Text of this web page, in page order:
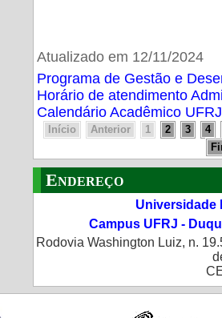
Atualizado em 12/11/2024
Programa de Gestão e
Horário de atendimento
Calendário Acadêmico
Início Anterior 1 2 3
4
Endereço
Universidade
Campus UFRJ -
Rodovia Washington Luiz, n.